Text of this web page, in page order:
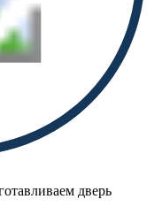
дверь